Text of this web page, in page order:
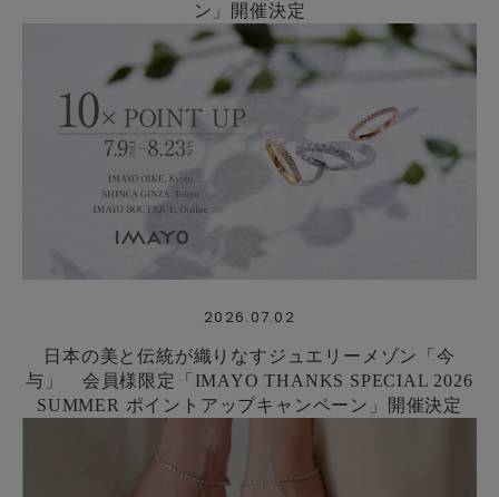
ン」開催決定
2026.07.02
日本の美と伝統が織りなすジュエリーメゾン「今
与」 会員様限定「IMAYO THANKS SPECIAL 2026
SUMMER ポイントアップキャンペーン」開催決定